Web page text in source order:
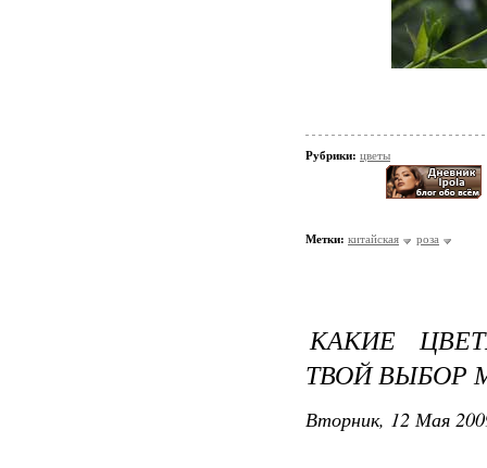
Рубрики: цветы
Метки: китайская роза
КАКИЕ
ТВОЙ ВЫБОР
Вторник, 12 Мая